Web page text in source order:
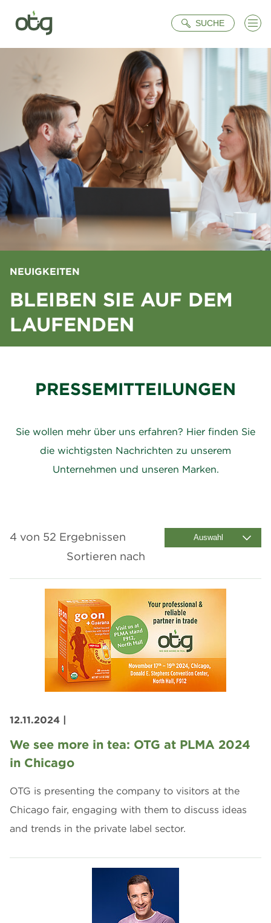
SucheSUCHE
NEUIGKEITEN
BLEIBEN SIE AUF DEM
LAUFENDEN
PRESSEMITTEILUNGEN
Sie wollen mehr über uns erfahren? Hier finden Sie
die wichtigsten Nachrichten zu unserem
Unternehmen und unseren Marken.
4 von 52 Ergebnissen Auswahl
Sortieren nach
12.11.2024 |
We see more in tea: OTG at PLMA 2024
in Chicago
OTG is presenting the company to visitors at the
Chicago fair, engaging with them to discuss ideas
and trends in the private label sector.